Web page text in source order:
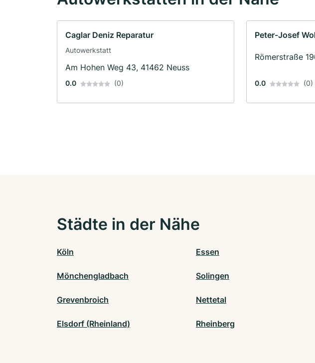
Caglar Deniz Reparatur
Autowerkstatt
Am Hohen Weg 43, 41462 Neuss
0.0 (0)
Peter-Josef
Römerstraße
0.0 (0)
Städte in der Nähe
Köln Essen
Mönchengladbach Solingen
Grevenbroich Nettetal
Elsdorf (Rheinland) Rheinberg